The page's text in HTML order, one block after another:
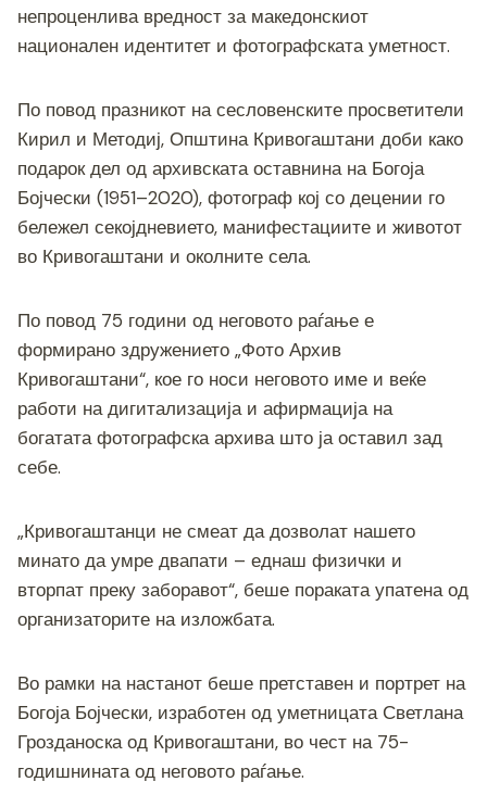
непроценлива вредност за македонскиот
национален идентитет и фотографската уметност.
По повод празникот на сесловенските просветители
Кирил и Методиј, Општина Кривогаштани доби како
подарок дел од архивската оставнина на Богоја
Бојчески (1951–2020), фотограф кој со децении го
бележел секојдневието, манифестациите и животот
во Кривогаштани и околните села.
По повод 75 години од неговото раѓање е
формирано здружението „Фото Архив
Кривогаштани“, кое го носи неговото име и веќе
работи на дигитализација и афирмација на
богатата фотографска архива што ја оставил зад
себе.
„Кривогаштанци не смеат да дозволат нашето
минато да умре двапати – еднаш физички и
вторпат преку заборавот“, беше пораката упатена од
организаторите на изложбата.
Во рамки на настанот беше претставен и портрет на
Богоја Бојчески, изработен од уметницата Светлана
Грозданоска од Кривогаштани, во чест на 75-
годишнината од неговото раѓање.